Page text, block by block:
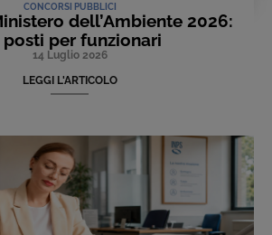
CONCORSI PUBBLICI
dell’Ambiente 2026:
posti per funzionari
14 Luglio 2026
LEGGI L'ARTICOLO